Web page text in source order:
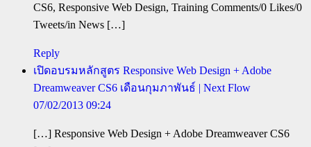
CS6, Responsive Web Design, Training Comments/0 Likes/0
Tweets/in News […]
Reply
เปิดอบรมหลักสูตร Responsive Web Design + Adobe
Dreamweaver CS6 เดือนกุมภาพันธ์ | Next Flow
07/02/2013 09:24
[…] Responsive Web Design + Adobe Dreamweaver CS6